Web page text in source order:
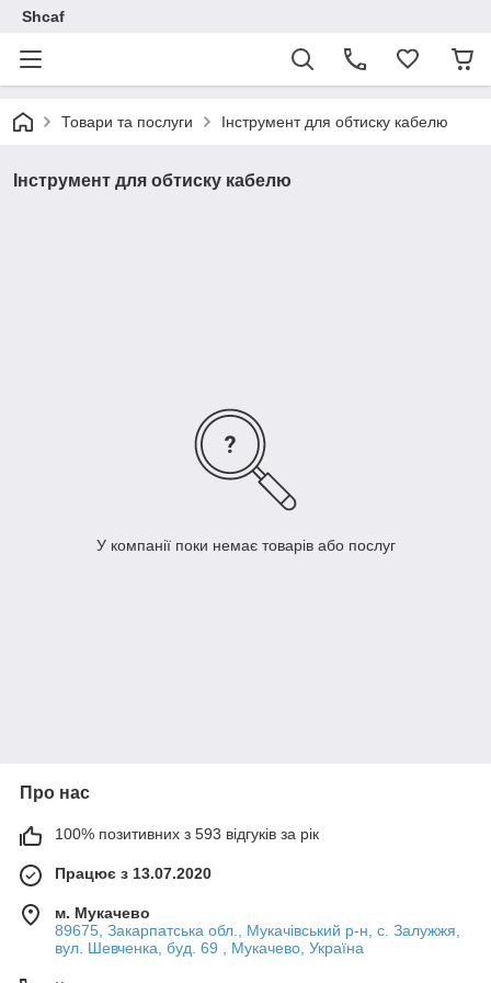
Shcaf
Товари та послуги Інструмент для обтиску кабелю
Інструмент для обтиску кабелю
У компанії поки немає товарів або послуг
Про нас
100% позитивних з 593 відгуків за рік
Працює з 13.07.2020
м. Мукачево
89675, Закарпатська обл., Мукачівський р-н, с. Залужжя,
вул. Шевченка, буд. 69 , Мукачево, Україна